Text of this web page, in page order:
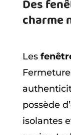
Des
charme
Les
possède
isolantes